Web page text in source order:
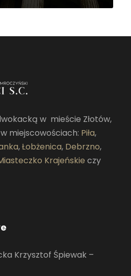
w mieście Złotów,
miejscowościach: Piła,
,Łobżenica, Debrzno,
Krajeńskie czy
Krzysztof Śpiewak –